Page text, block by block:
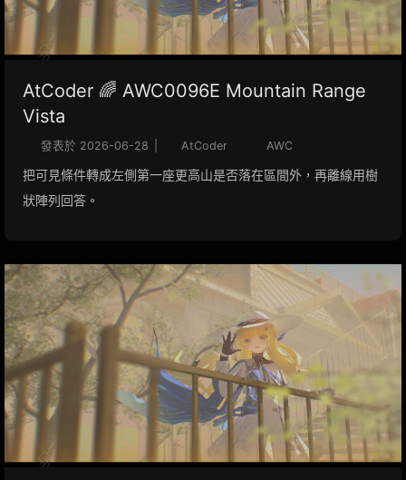
AtCoder 🌈 AWC0096E Mountain Range
Vista
發表於 2026-06-28 AtCoder AWC
把可見條件轉成左側第一座更高山是否落在區間外，再離線用樹
狀陣列回答。